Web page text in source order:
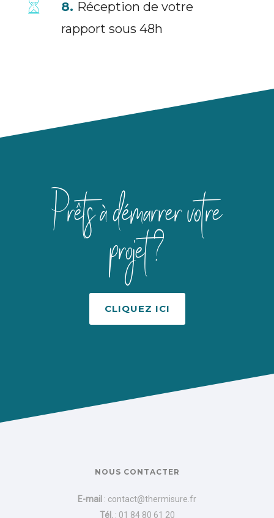
8. Réception de votre
rapport sous 48h
Prêts à démarrer votre
projet ?
CLIQUEZ ICI
NOUS CONTACTER
E-mail : contact@thermisure.fr
Tél. : 01 84 80 61 20